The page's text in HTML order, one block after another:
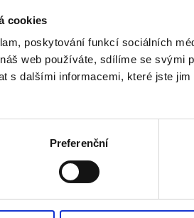
cookies
poskytování funkcí sociálních
web používáte, sdílíme se svými
s dalšími informacemi, které jste
Preferenční
e-maily
výkonu
marketing, grafiku i operativu
atmosférou
uvnitř
v Karlíně